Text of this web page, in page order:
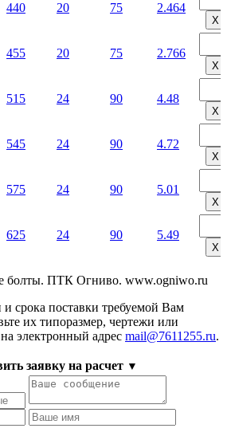
440 20 75 2.464
Х
455 20 75 2.766
Х
515 24 90 4.48
Х
545 24 90 4.72
Х
575 24 90 5.01
Х
625 24 90 5.49
Х
и срока поставки требуемой Вам
их типоразмер, чертежи или
электронный адрес mail@7611255.ru.
заявку на расчет ▼